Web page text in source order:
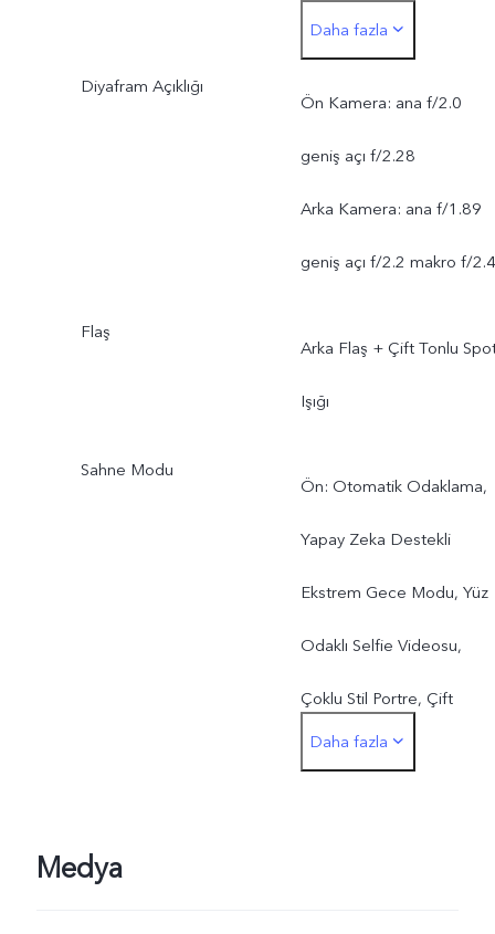
8 MP Geniş Açılı Kamera
2 MP Makro Kamera
Daha fazla
Diyafram Açıklığı
Ön Kamera: ana f/2.0
geniş açı f/2.28
Arka Kamera: ana f/1.89
geniş açı f/2.2 makro f/2.4
Flaş
Arka Flaş + Çift Tonlu
Işığı
Sahne Modu
Ön: Otomatik Odaklama,
Yapay Zeka Destekli
Ekstrem Gece Modu, Yüz
Odaklı Selfie Videosu,
Çoklu Stil Portre, Çift
Pozlama, Video Yüz
Daha fazla
Medya